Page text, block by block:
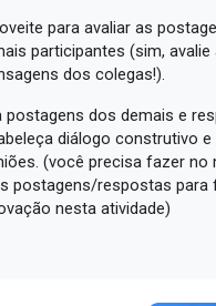
para avaliar as
participantes (sim, avalie
dos colegas!).
postagens dos demais e
diálogo construtivo e
(você precisa fazer no
postagens/respostas para
nesta atividade)